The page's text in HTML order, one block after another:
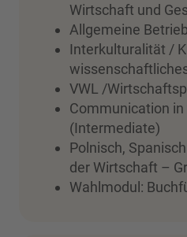
Wirtschaft und
Allgemeine
Interkulturalität /
VWL /
Communication in
(Intermediate)
Polnisch,
der Wirtschaft –
Wahlmodul: